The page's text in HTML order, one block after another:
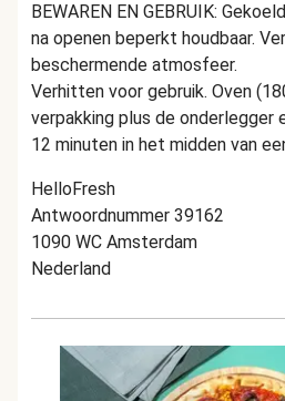
BEWAREN EN GEBRUIK:
na openen beperkt houdbaar.
beschermende atmosfeer.
Verhitten voor gebruik. Oven
verpakking plus de onderlegger
12 minuten in het midden van
HelloFresh
Antwoordnummer 39162
1090 WC Amsterdam
Nederland